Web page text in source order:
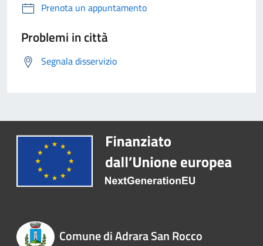
Prenota un appuntamento
Problemi in città
Segnala disservizio
Comune di Adrara San Rocco